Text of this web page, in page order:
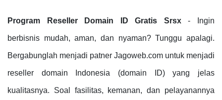
Program Reseller Domain ID Gratis Srsx- Ingin
berbisnis mudah, aman, dan nyaman? Tunggu apalagi.
Bergabunglah menjadi patner Jagoweb.com untuk menjadi
reseller domain Indonesia (domain ID) yang jelas
kualitasnya. Soal fasilitas, kemanan, dan pelayanannya